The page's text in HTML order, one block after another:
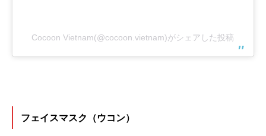
Cocoon Vietnam(@cocoon.vietnam)がシェアした投稿
フェイスマスク（ウコン）